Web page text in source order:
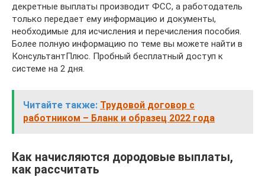
декретные выплаты производит ФСС, а работодатель
только передает ему информацию и документы,
необходимые для исчисления и перечисления пособия.
Более полную информацию по теме вы можете найти в
КонсультантПлюс. Пробный бесплатный доступ к
системе на 2 дня.
Читайте также: Трудовой договор с
работником – Бланк и образец 2022 года
Как начисляются дородовые выплаты,
как рассчитать